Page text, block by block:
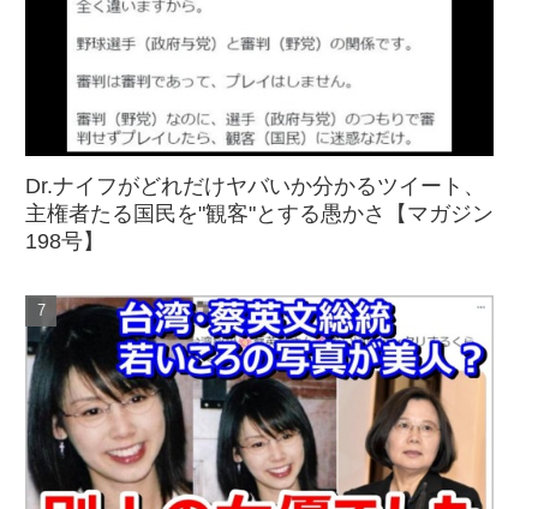
Dr.ナイフがどれだけヤバいか分かるツイート、
主権者たる国民を"観客"とする愚かさ【マガジン
198号】